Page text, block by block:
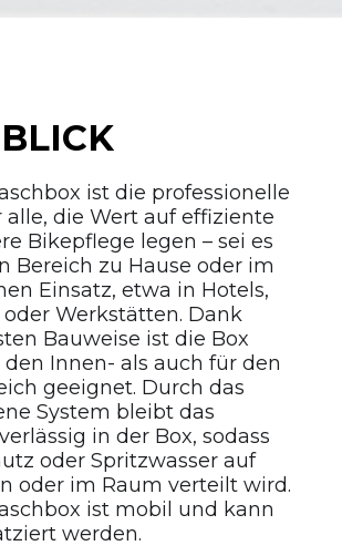
ist die professionelle
alle, die Wert auf effiziente
Bikepflege legen – sei es
Bereich zu Hause oder im
Einsatz, etwa in Hotels,
oder Werkstätten. Dank
Bauweise ist die Box
Innen- als auch für den
geeignet. Durch das
System bleibt das
in der Box, sodass
oder Spritzwasser auf
oder im Raum verteilt wird.
ist mobil und kann
werden.